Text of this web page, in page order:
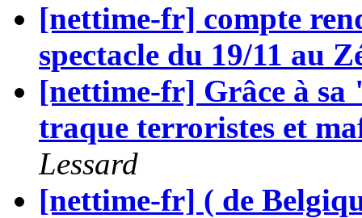
[nettime-fr] compte
spectacle du 19/11 au
[nettime-fr] Grâce à
traque terroristes et
Lessard
[nettime-fr] ( de